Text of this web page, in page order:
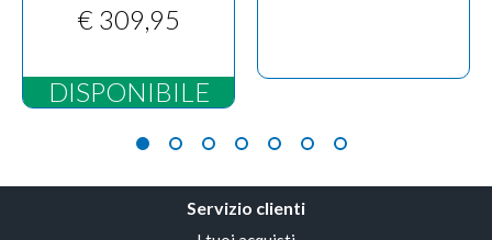
€ 309,95
DISPONIBILE
Servizio clienti